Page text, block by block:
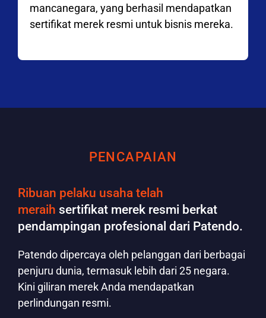
mancanegara, yang berhasil mendapatkan
sertifikat merek resmi untuk bisnis mereka.
PENCAPAIAN
Ribuan pelaku usaha telah
meraih sertifikat merek resmi berkat
pendampingan profesional dari Patendo.
Patendo dipercaya oleh pelanggan dari berbagai
penjuru dunia, termasuk lebih dari 25 negara.
Kini giliran merek Anda mendapatkan
perlindungan resmi.